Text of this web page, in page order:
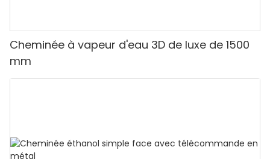
Cheminée à vapeur d'eau 3D de luxe de 1500
mm